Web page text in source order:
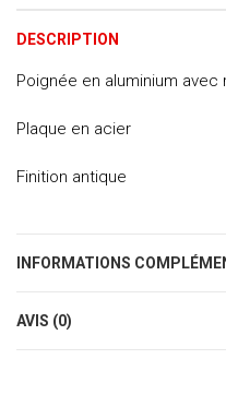
DESCRIPTION
Poignée en aluminium
Plaque en acier
Finition antique
INFORMATIONS
AVIS (0)